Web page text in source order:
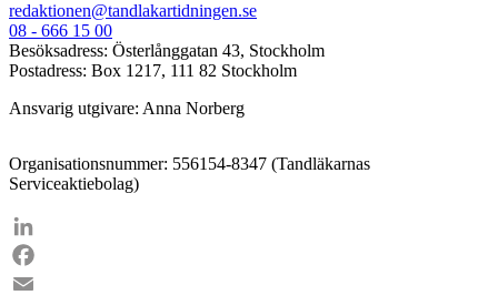
redaktionen@tandlakartidningen.se
08 - 666 15 00
Besöksadress: Österlånggatan 43, Stockholm
Postadress: Box 1217, 111 82 Stockholm
Ansvarig utgivare: Anna Norberg
Organisationsnummer: 556154-8347 (Tandläkarnas
Serviceaktiebolag)
LinkedIn
Facebook